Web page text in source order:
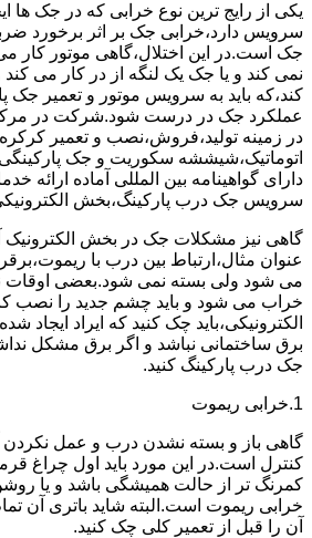
یکی از رایج ترین نوع خرابی که در جک ها
سرویس دارد،خرابی جک بر اثر برخورد
جک است.در این اختلال،گاهی موتور کار
نمی کند و یا جک یک لنگه از در کار می
کند،که باید به سرویس موتور و تعمیر جک
عملکرد جک در درست شود.شرکت در
در زمینه تولید،فروش،نصب و تعمیر
اتوماتیک،شیششه سکوریت و جک
دارای گواهینامه بین المللی آماده ارائه
سرویس جک درب پارکینگ،بخش
گاهی نیز مشکلات جک در بخش الکترونیک
عنوان مثال،ارتباط بین درب با
می شود ولی بسته نمی شود.بعضی
خراب می شود و باید چشم جدید را نصب
الکترونیکی،باید چک کنید که ایراد
برق ساختمانی نباشد و اگر برق مشکل
جک درب پارکینگ کنید.
1.خرابی ریموت
گاهی باز و بسته نشدن درب و عمل نکردن
کنترل است.در این مورد باید اول چراغ
کمرنگ تر از حالت همیشگی باشد و یا
خرابی ریموت است.البته شاید باتری آن
آن را قبل از تعمیر کلی چک کنید.